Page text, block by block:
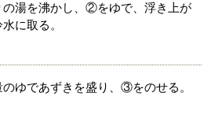
の湯を沸かし、②をゆで、浮き上が
に取る。
ゆであずきを盛り、③をのせる。